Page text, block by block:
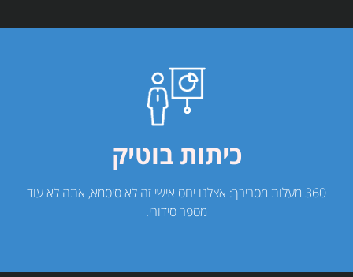
כיתות בוטיק
360 מעלות מסביבך: אצלנו יחס אישי זה לא סיסמא, אתה לא עוד
מספר סידורי.